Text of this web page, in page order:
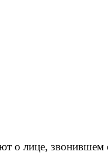
лице, звонившем